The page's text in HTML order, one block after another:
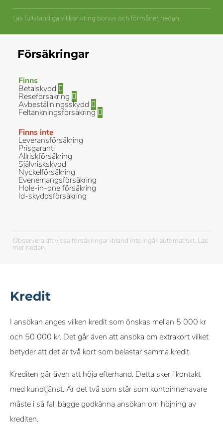
Läs fullständiga villkor kring bonus och förmåner nedan.
Försäkringar
Finns
Betalskydd
Reseförsäkring
Avbeställningsskydd
Feltankningsförsäkring
Finns inte
Leveransförsäkring
Prisgaranti
Allriskförsäkring
Självriskskydd
Nyckelförsäkring
Evenemangsförsäkring
Hole-in-one försäkring
Id-skyddsförsäkring
Observera att vissa försäkringar ibland inte ingår automatiskt. Läs
mer nedan.
Kredit
I ansökan anges vilken kredit som önskas mellan 5 000 kr
och 50 000 kr. Det går även att ansöka om extrakort vilket
betyder att det är två kort som belastar samma kredit.
Krediten går även att höja efterhand. Detta sker i kontakt
med kundtjänst. Är det två som står som kontoinnehavare
måste i så fall bägge godkänna ansökan om höjning av
krediten.